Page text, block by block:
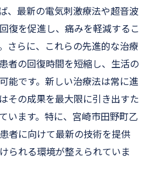
、最新の電気刺激療法や超音波
復を促進し、痛みを軽減するこ
さらに、これらの先進的な治療
者の回復時間を短縮し、生活の
能です。新しい治療法は常に進
その成果を最大限に引き出すた
います。特に、宮崎市田野町乙
者に向けて最新の技術を提供
られる環境が整えられていま